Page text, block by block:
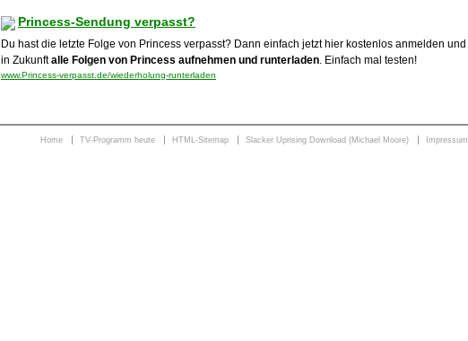
Princess-Sendung verpasst?
Du hast die letzte Folge von Princess verpasst? Dann einfach jetzt hier kostenlos anmelden und
in Zukunftalle Folgen von Princess aufnehmen und runterladen. Einfach mal testen!
www.Princess-verpasst.de/wiederholung-runterladen
Home TV-Programm heute HTML-Sitemap Slacker Uprising Download (Michael Moore) Impressum